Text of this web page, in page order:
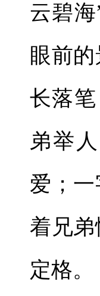
云碧
眼前
长落
弟举
爱；
着兄
定格。